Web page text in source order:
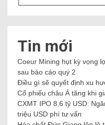
Tin mới
Coeur Mining hụt kỳ vọng
sau báo cáo quý 2
Điều gì sẽ quyết định xu
Cổ phiếu châu Á tăng khi
CXMT IPO 8,6 tỷ USD:
triệu USD phí tư vấn